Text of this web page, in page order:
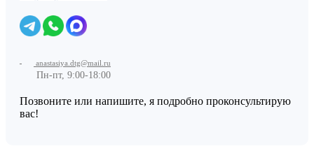
anastasiya.dtg@mail.ru
Пн-пт, 9:00-18:00
Позвоните или напишите, я подробно проконсультирую
вас!